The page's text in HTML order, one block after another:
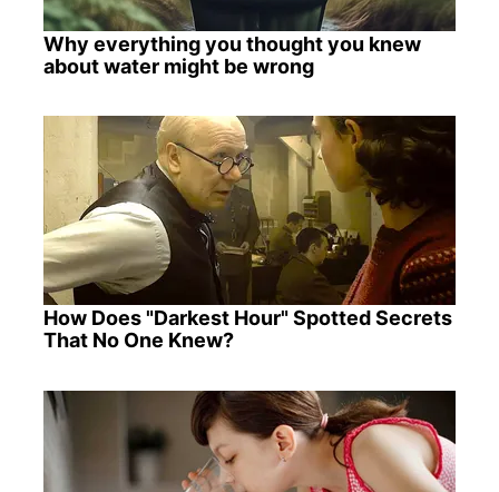
Why everything you thought you knew
about water might be wrong
How Does "Darkest Hour" Spotted Secrets
That No One Knew?